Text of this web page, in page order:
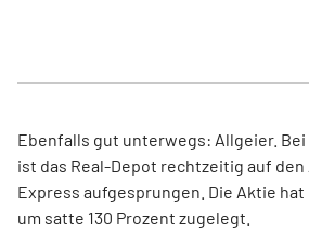
Ebenfalls gut unterwegs: Allgeier.
ist das Real-Depot rechtzeitig auf
Express aufgesprungen. Die Aktie
um satte 130 Prozent zugelegt.